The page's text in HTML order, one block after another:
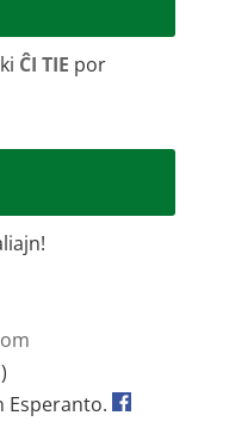
ĈI TIE por
)
Esperanto.